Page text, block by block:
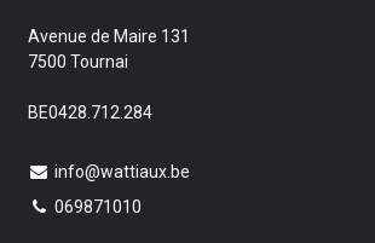
Avenue de Maire 131
7500 Tournai
BE0428.712.284
info@wattiaux.be
069871010